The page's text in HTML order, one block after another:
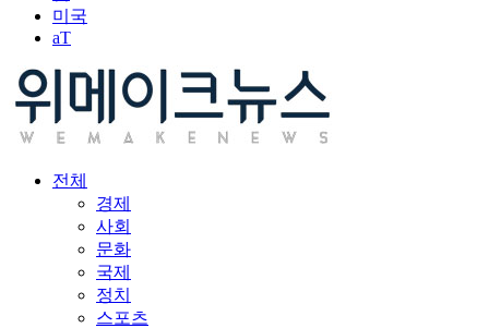
미국
aT
전체
경제
사회
문화
국제
정치
스포츠